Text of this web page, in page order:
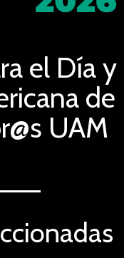
el Día y
de
UAM